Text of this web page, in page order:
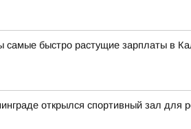
самые быстро растущие зарплаты в
открылся спортивный зал для